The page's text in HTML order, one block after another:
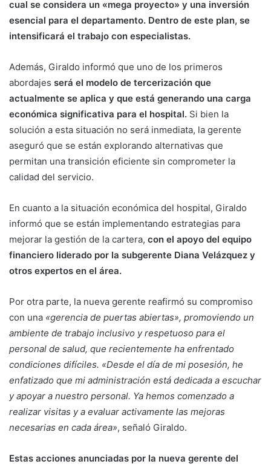
cual se considera un «mega proyecto» y una inversión
esencial para el departamento. Dentro de este plan, se
intensificará el trabajo con especialistas.
Además, Giraldo informó que uno de los primeros
abordajes será el modelo de tercerización que
actualmente se aplica y que está generando una carga
económica significativa para el hospital. Si bien la
solución a esta situación no será inmediata, la gerente
aseguró que se están explorando alternativas que
permitan una transición eficiente sin comprometer la
calidad del servicio.
En cuanto a la situación económica del hospital, Giraldo
informó que se están implementando estrategias para
mejorar la gestión de la cartera, con el apoyo del equipo
financiero liderado por la subgerente Diana Velázquez y
otros expertos en el área.
Por otra parte, la nueva gerente reafirmó su compromiso
con una «gerencia de puertas abiertas», promoviendo un
ambiente de trabajo inclusivo y respetuoso para el
personal de salud, que recientemente ha enfrentado
condiciones difíciles. «Desde el día de mi posesión, he
enfatizado que mi administración está dedicada a escuchar
y apoyar a nuestro personal. Ya hemos comenzado a
realizar visitas y a evaluar activamente las mejoras
necesarias en cada área», señaló Giraldo.
Estas acciones anunciadas por la nueva gerente del